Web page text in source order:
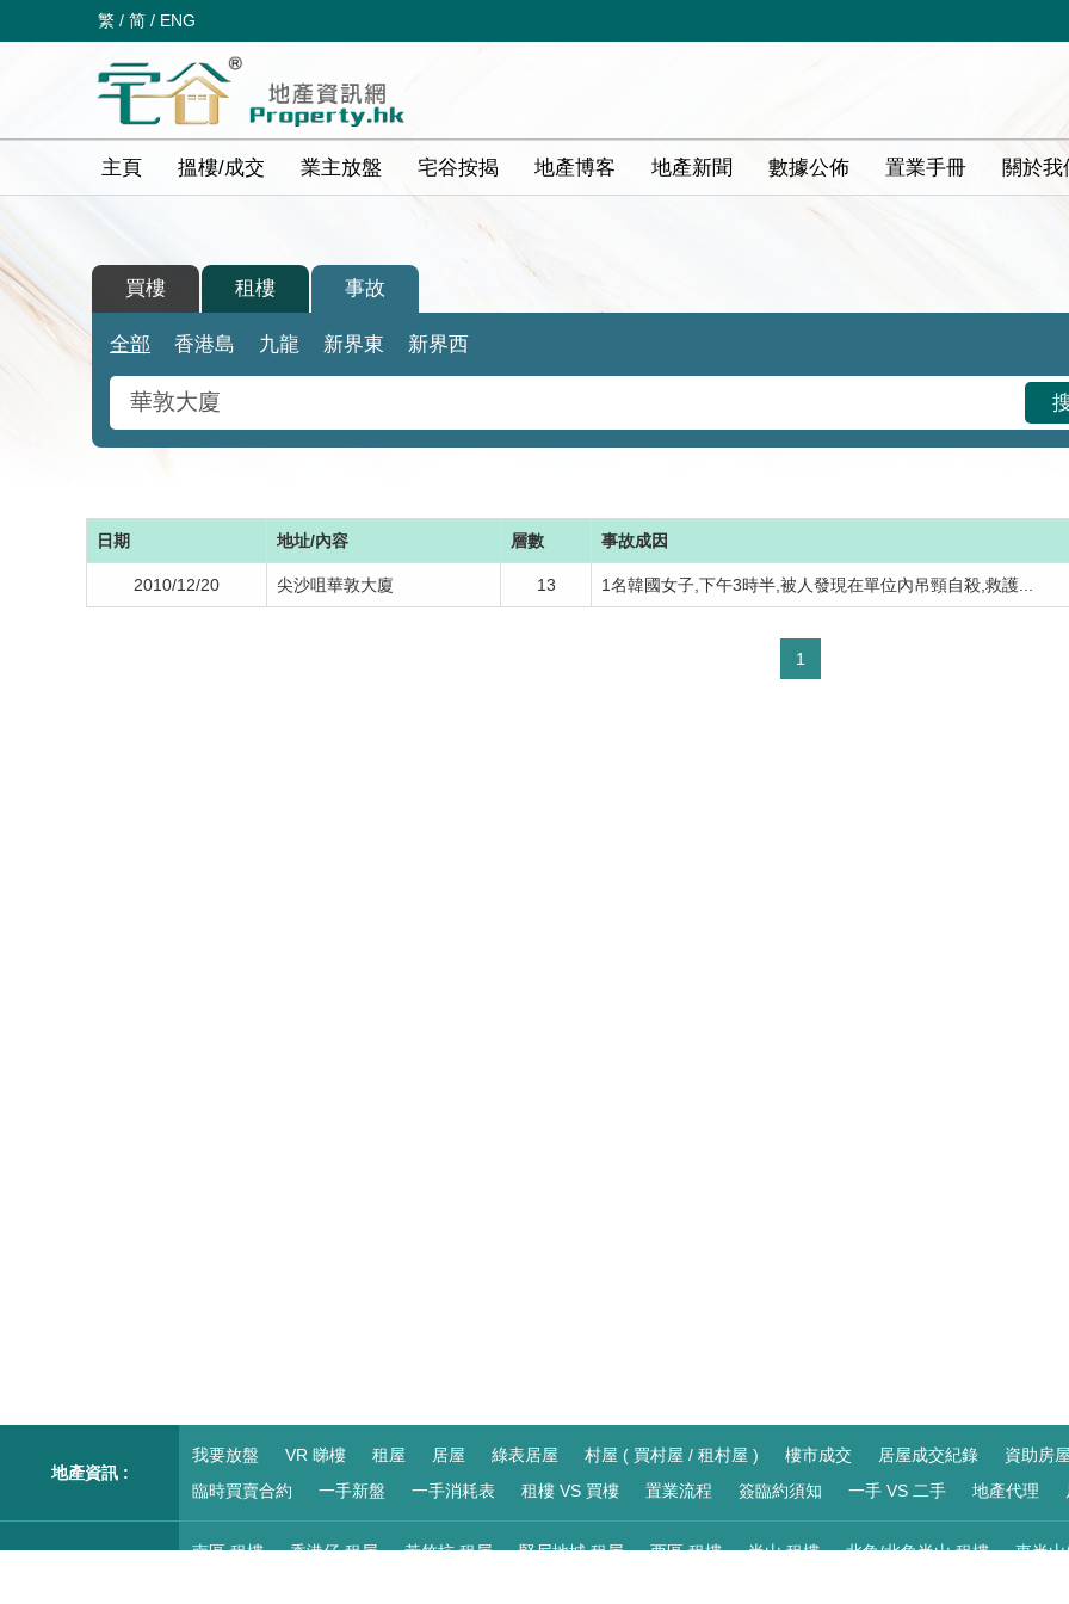
繁 / 简 / ENG
主頁 搵樓/成交 業主放盤 宅谷按揭 地產博客 地產新聞 數據公佈 置業手冊 關於我
買樓 租樓 事故
全部 香港島 九龍 新界東 新界西
日期 地址/內容 層數 事故成因
2010/12/20 尖沙咀華敦大廈 13 1名韓國女子,下午3時半,被人發現在單位內吊頸自殺,救護...
1
地產資訊 :
我要放盤 VR 睇樓 租屋 居屋 綠表居屋 村屋 ( 買村屋 / 租村屋 ) 樓市成交 居屋成交紀錄 資助房
臨時買賣合約
一手新盤 一手消耗表 租樓 VS 買樓 置業流程 簽臨約須知 一手 VS 二手 地產代理
南區 租樓 香港仔 租屋 黃竹坑 租屋 堅尼地城 租屋 西區 租樓 半山 租樓 北角/北角半山 租樓 東半